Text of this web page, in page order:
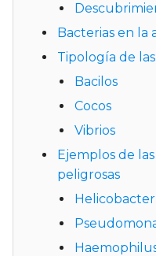
Bacterias en la
Tipología de
Bacilos
Cocos
Vibrios
Ejemplos de
peligrosas